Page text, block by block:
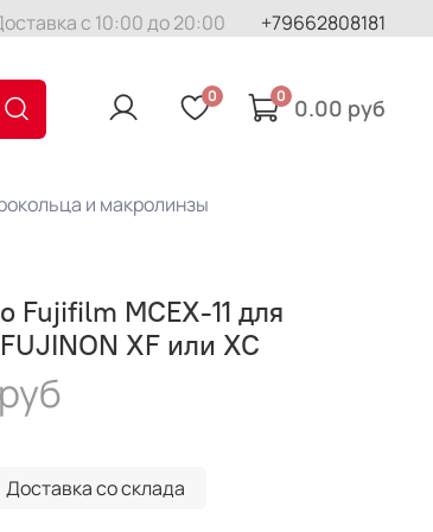
с 10:00 до 20:00 +79662808181
0 0 0.00 руб
и макролинзы
Fujifilm MCEX-11 для
XF или XC
Доставка со склада